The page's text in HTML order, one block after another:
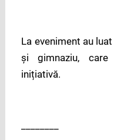
La eveniment au
și gimnaziu,
inițiativă.